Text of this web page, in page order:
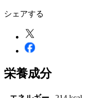
シェアする
栄養成分